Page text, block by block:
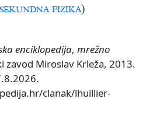
fizika)
enciklopedija, mrežno
zavod Miroslav Krleža, 2013.
clanak/lhuillier-